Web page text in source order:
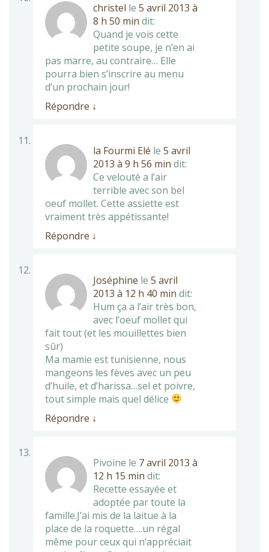
christel le 5 avril 2013 à
8 h 50 min dit:
Quand je vois cette
petite soupe, je n’en ai
pas marre, au contraire… Elle
pourra bien s’inscrire au menu
d’un prochain jour!
Répondre ↓
la Fourmi Elé le 5 avril
2013 à 9 h 56 min dit:
Ce velouté a l’air
terrible avec son bel
oeuf mollet. Cette assiette est
vraiment très appétissante!
Répondre ↓
Joséphine le 5 avril
2013 à 12 h 40 min dit:
Hum ça a l’air très bon,
avec l’oeuf mollet qui
fait tout (et les mouillettes bien
sûr)
Ma mamie est tunisienne, nous
mangeons les fèves avec un peu
d’huile, et d’harissa…sel et poivre,
tout simple mais quel délice
Répondre ↓
Pivoine le 7 avril 2013 à
12 h 15 min dit:
Recette essayée et
adoptée par toute la
famille.J’ai mis de la laitue à la
place de la roquette….un régal
même pour ceux qui n’appréciait